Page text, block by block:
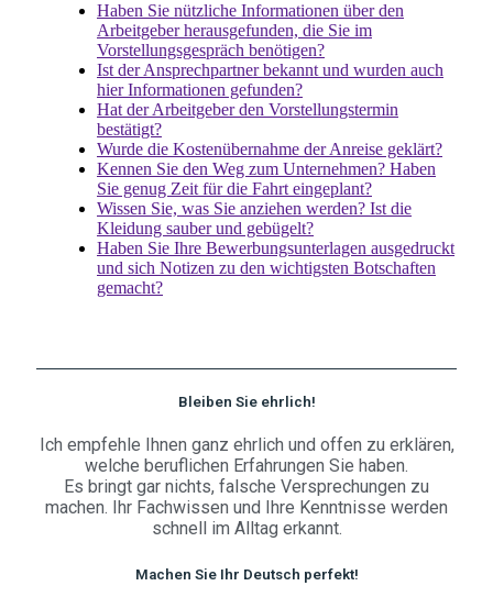
Haben Sie nützliche Informationen über den
Arbeitgeber herausgefunden, die Sie im
Vorstellungsgespräch benötigen?
Ist der Ansprechpartner bekannt und wurden auch
hier Informationen gefunden?
Hat der Arbeitgeber den Vorstellungstermin
bestätigt?
Wurde die Kostenübernahme der Anreise geklärt?
Kennen Sie den Weg zum Unternehmen? Haben
Sie genug Zeit für die Fahrt eingeplant?
Wissen Sie, was Sie anziehen werden? Ist die
Kleidung sauber und gebügelt?
Haben Sie Ihre Bewerbungsunterlagen ausgedruckt
und sich Notizen zu den wichtigsten Botschaften
gemacht?
Bleiben Sie ehrlich!
Ich empfehle Ihnen ganz ehrlich und offen zu erklären,
welche beruflichen Erfahrungen Sie haben.
Es bringt gar nichts, falsche Versprechungen zu
machen. Ihr Fachwissen und Ihre Kenntnisse werden
schnell im Alltag erkannt.
Machen Sie Ihr Deutsch perfekt!